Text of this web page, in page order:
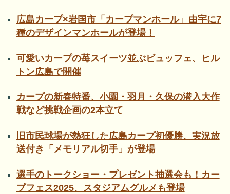
広島カープ×岩国市「カープマンホール」由宇に7
種のデザインマンホールが登場！
可愛いカープの苺スイーツ並ぶビュッフェ、ヒル
トン広島で開催
カープの新春特番、小園・羽月・久保の潜入大作
戦など挑戦企画の2本立て
旧市民球場が熱狂した広島カープ初優勝、実況放
送付き「メモリアル切手」が登場
選手のトークショー・プレゼント抽選会も！カー
プフェス2025、スタジアムグルメも登場